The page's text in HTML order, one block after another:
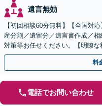
遺言無効
【初回相談60分無料】【全国対
産分割／遺留分／遺言書作成／
対策等お任せください。【明瞭な
話相談可】
料
電話でお問い合わせ